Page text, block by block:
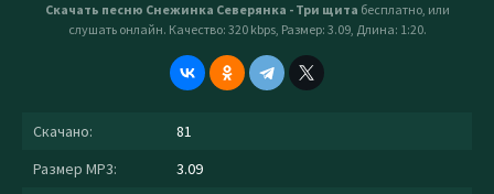
Скачать песню Снежинка Северянка - Три щита бесплатно, или
слушать онлайн. Качество: 320 kbps, Размер: 3.09, Длина: 1:20.
Скачано:
81
Размер MP3:
3.09